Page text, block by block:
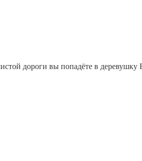
дороги вы попадёте в